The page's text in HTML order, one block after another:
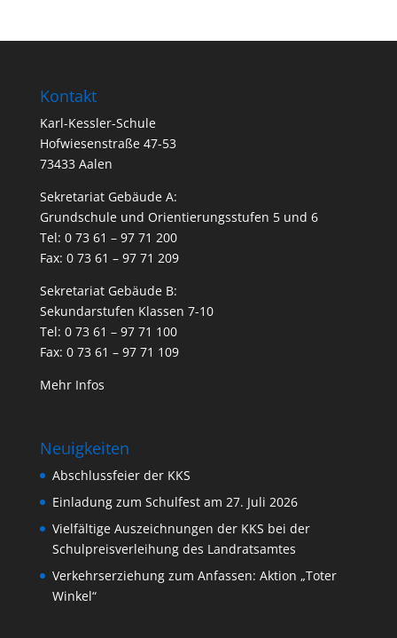
Kontakt
Karl-Kessler-Schule
Hofwiesenstraße 47-53
73433 Aalen
Sekretariat Gebäude A:
Grundschule und Orientierungsstufen 5 und 6
Tel: 0 73 61 – 97 71 200
Fax: 0 73 61 – 97 71 209
Sekretariat Gebäude B:
Sekundarstufen Klassen 7-10
Tel: 0 73 61 – 97 71 100
Fax: 0 73 61 – 97 71 109
Mehr Infos
Neuigkeiten
Abschlussfeier der KKS
Einladung zum Schulfest am 27. Juli 2026
Vielfältige Auszeichnungen der KKS bei der
Schulpreisverleihung des Landratsamtes
Verkehrserziehung zum Anfassen: Aktion „Toter
Winkel“